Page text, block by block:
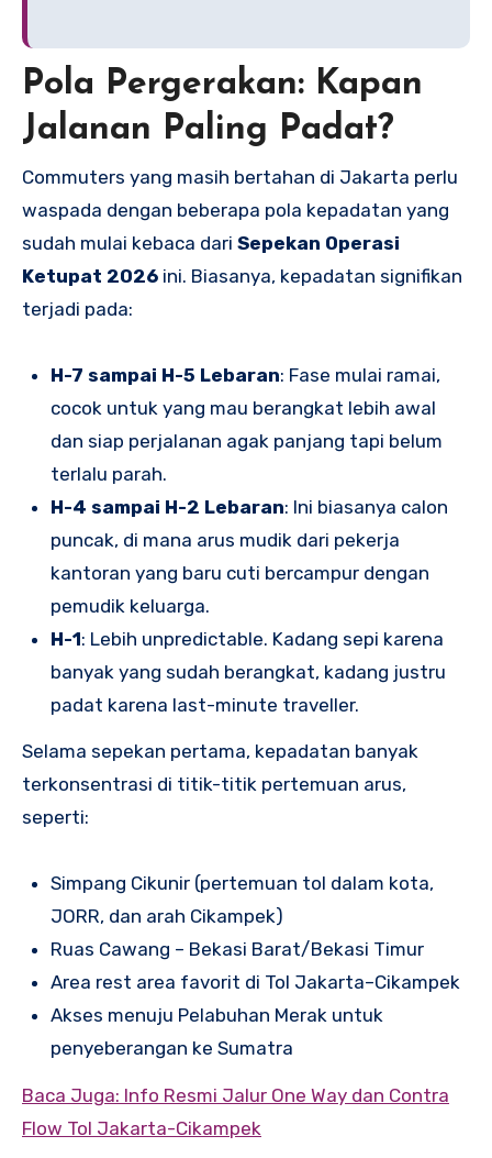
Pola Pergerakan: Kapan
Jalanan Paling Padat?
Commuters yang masih bertahan di Jakarta perlu
waspada dengan beberapa pola kepadatan yang
sudah mulai kebaca dari Sepekan Operasi
Ketupat 2026 ini. Biasanya, kepadatan signifikan
terjadi pada:
H-7 sampai H-5 Lebaran: Fase mulai ramai,
cocok untuk yang mau berangkat lebih awal
dan siap perjalanan agak panjang tapi belum
terlalu parah.
H-4 sampai H-2 Lebaran: Ini biasanya calon
puncak, di mana arus mudik dari pekerja
kantoran yang baru cuti bercampur dengan
pemudik keluarga.
H-1: Lebih unpredictable. Kadang sepi karena
banyak yang sudah berangkat, kadang justru
padat karena last-minute traveller.
Selama sepekan pertama, kepadatan banyak
terkonsentrasi di titik-titik pertemuan arus,
seperti:
Simpang Cikunir (pertemuan tol dalam kota,
JORR, dan arah Cikampek)
Ruas Cawang – Bekasi Barat/Bekasi Timur
Area rest area favorit di Tol Jakarta–Cikampek
Akses menuju Pelabuhan Merak untuk
penyeberangan ke Sumatra
Baca Juga: Info Resmi Jalur One Way dan Contra
Flow Tol Jakarta-Cikampek